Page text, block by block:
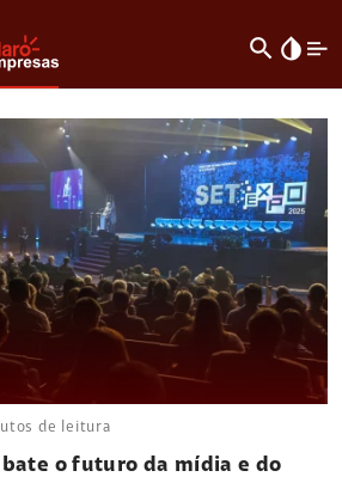
search invert_colors
de leitura
o futuro da mídia e do